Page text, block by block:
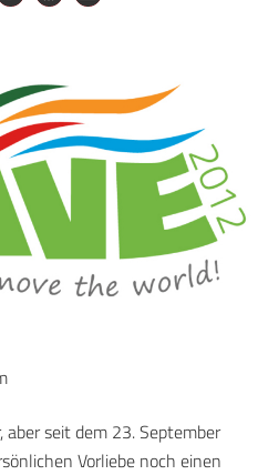
aber seit dem 23. September
Vorliebe noch einen